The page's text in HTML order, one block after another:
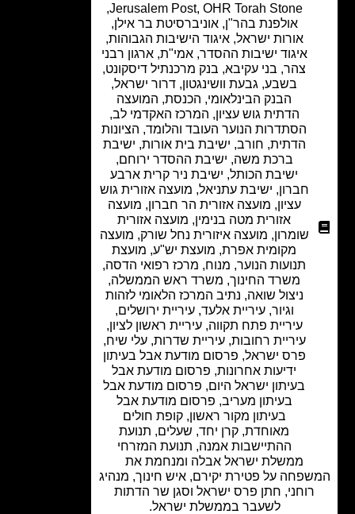
Jerusalem Post,OHR Torah Stone
אולפנת בהר"ן,אוניברסיטת בר אילן ,
אורות ישראל, איגוד הישיבות הגבוהות,
איגוד ישיבות ההסדר ,אמי"ת, ארגון רבני
בני עקיבא, בנק מרכנתיל דיסקונט,
גבעת וושינגטון,דרור ישראל,
הבנק הבינלאומי,הכנסת,המועצה
הדתית גוש עציון,המרכז האקדמי לב,
הסתדרות הנוער העובד והלומד,הציונות
,חורב,ישיבת בית אורות,ישיבת
ברכת משה,ישיבת ההסדר ירוחם,
ישיבת הכותל, ישיבת ניר קרית ארבע
ישיבת עתניאל ,מועצה אזורית גוש
מועצה אזורית הר חברון,מועצה
אזורית מטה בנימין,מועצה אזורית
שומרון
מועצה איזורית נחל שורק,מועצה
מקומית אפרת,מועצת יש"ע,מועצת
תנועות הנוער,מנוח,מרכז רפואי הדסה,
משרד החינוך, משרד ראש הממשלה,
ניצול שואה,נתיב המרכז הלאומי לזהות
עיריית אלעד,עיריית ירושלים ,
עיריית פתח תקווה,עיריית ראשון לציון,
עיריית רחובות ,עיריית שדרות,עלי שיח,
פרס ישראל, פרסום מודעת אבל בעיתון
ידיעות אחרונות,פרסום מודעת אבל
בעיתון ישראל היום,פרסום מודעת אבל
בעיתון מעריב, פרסום מודעת אבל
בעיתון מקור ראשון,קופת חולים
מאוחדת,קרן יחד ,שעלים, תנועת
ההתיישבות אמנה,תנועת המזרחי
ממשלת ישראל אבלה ומנחמת את
על פטירת יקירם, איש חינוך, מנהיג
חתן פרס ישראל וסגן שר הדתות
לשעבר בממשלת ישראל.